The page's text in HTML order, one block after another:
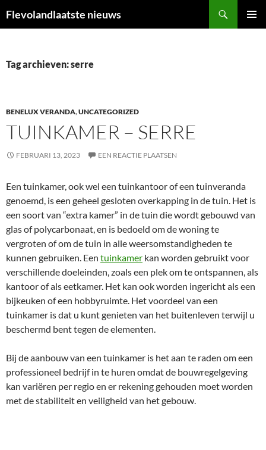
naar
Flevolandlaatste nieuws
Tag archieven: serre
BENELUX VERANDA,UNCATEGORIZED
TUINKAMER – SERRE
FEBRUARI 13, 2023 EEN REACTIE PLAATSEN
Een tuinkamer, ook wel een tuinkantoor of een tuinveranda
genoemd, is een geheel gesloten overkapping in de tuin. Het is
een soort van “extra kamer” in de tuin die wordt gebouwd van
glas of polycarbonaat, en is bedoeld om de woning te
vergroten of om de tuin in alle weersomstandigheden te
kunnen gebruiken. Een tuinkamer kan worden gebruikt voor
verschillende doeleinden, zoals een plek om te ontspannen, als
kantoor of als eetkamer. Het kan ook worden ingericht als een
bijkeuken of een hobbyruimte. Het voordeel van een
tuinkamer is dat u kunt genieten van het buitenleven terwijl u
beschermd bent tegen de elementen.
Bij de aanbouw van een tuinkamer is het aan te raden om een
professioneel bedrijf in te huren omdat de bouwregelgeving
kan variëren per regio en er rekening gehouden moet worden
met de stabiliteit en veiligheid van het gebouw.